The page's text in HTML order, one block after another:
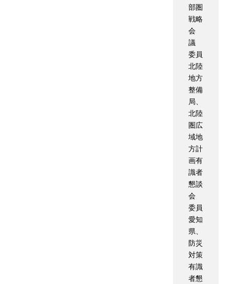
部圏
戦略
会
議
委員
北陸
地方
整備
局、
北陸
圏広
域地
方計
画有
識者
懇談
会
委員
愛知
県、
防災
対策
有識
者懇